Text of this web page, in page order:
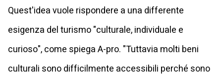
Quest'idea vuole rispondere a una differente
esigenza del turismo "culturale, individuale e
curioso", come spiega A-pro. "Tuttavia molti beni
culturali sono difficilmente accessibili perché sono